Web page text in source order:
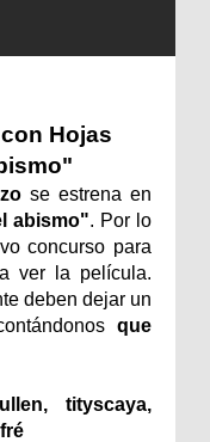
Hojas
se estrena en
abismo". Por lo
concurso para
ver la película.
deben dejar un
que
tityscaya,